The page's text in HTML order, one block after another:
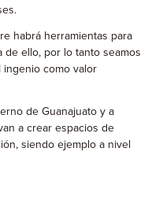
habrá herramientas para
de ello, por lo tanto seamos
como valor
de Guanajuato y a
a crear espacios de
siendo ejemplo a nivel